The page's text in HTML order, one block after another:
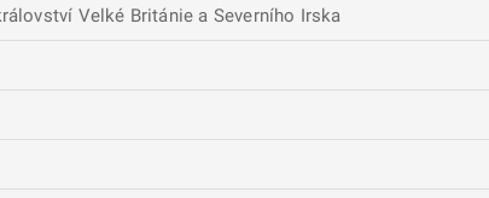
Velké Británie a Severního Irska